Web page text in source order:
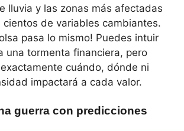
lluvia y las zonas más afectadas
cientos de variables cambiantes.
pasa lo mismo! Puedes intuir
una tormenta financiera, pero
cuándo, dónde ni
impactará a cada valor.
guerra con predicciones